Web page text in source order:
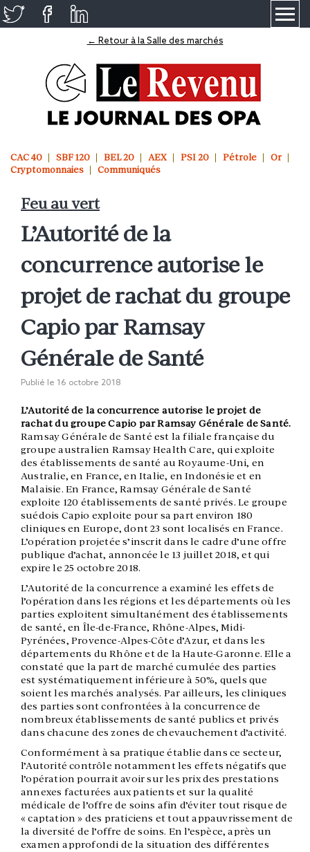
← Retour à la Salle des marchés
CAC 40 SBF 120 BEL 20 AEX PSI 20 Pétrole
Or
Cryptomonnaies
Communiqués
Feu au vert
L’Autorité de la
concurrence autorise le
projet de rachat du groupe
Capio par Ramsay
Générale de Santé
Publié le 16 octobre 2018
L’Autorité de la concurrence autorise le projet de
rachat du groupe Capio par Ramsay Générale de Santé.
Ramsay Générale de Santé est la filiale française du
groupe australien Ramsay Health Care, qui exploite
des établissements de santé au Royaume-Uni, en
Australie, en France, en Italie, en Indonésie et en
Malaisie. En France, Ramsay Générale de Santé
exploite 120 établissements de santé privés. Le groupe
suédois Capio exploite pour sa part environ 180
cliniques en Europe, dont 23 sont localisés en France.
L’opération projetée s’inscrit dans le cadre d’une offre
publique d’achat, annoncée le 13 juillet 2018, et qui
expire le 25 octobre 2018.
L’Autorité de la concurrence a examiné les effets de
l’opération dans les régions et les départements où les
parties exploitent simultanément des établissements
de santé, en Île-de-France, Rhône-Alpes, Midi-
Pyrénées, Provence-Alpes-Côte d’Azur, et dans les
départements du Rhône et de la Haute-Garonne. Elle a
constaté que la part de marché cumulée des parties
est systématiquement inférieure à 50%, quels que
soient les marchés analysés. Par ailleurs, les cliniques
des parties sont confrontées à la concurrence de
nombreux établissements de santé publics et privés
dans chacune des zones de chevauchement d’activité.
Conformément à sa pratique établie dans ce secteur,
l’Autorité contrôle notamment les effets négatifs que
l’opération pourrait avoir sur les prix des prestations
annexes facturées aux patients et sur la qualité
médicale de l’offre de soins afin d’éviter tout risque de
« captation » des praticiens et tout appauvrissement de
la diversité de l’offre de soins. En l’espèce, après un
examen approfondi de la situation des différentes